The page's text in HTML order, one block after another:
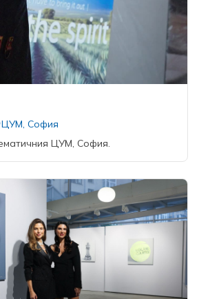
ЦУМ, София
ЦУМ, София.